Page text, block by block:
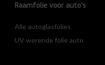
Raamfolie voor auto’s
Alle autoglasfolies
UV werende folie auto